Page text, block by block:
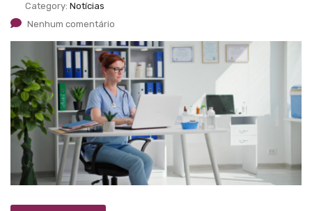
Category: Notícias
Nenhum comentário